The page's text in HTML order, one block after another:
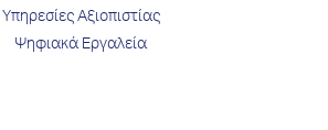
Υπηρεσίες Αξιοπιστίας
Ψηφιακά Εργαλεία